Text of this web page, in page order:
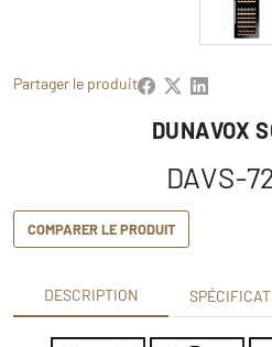
Partager le produit
DUNAVOX
DAVS-
COMPARER LE PRODUIT
DESCRIPTION